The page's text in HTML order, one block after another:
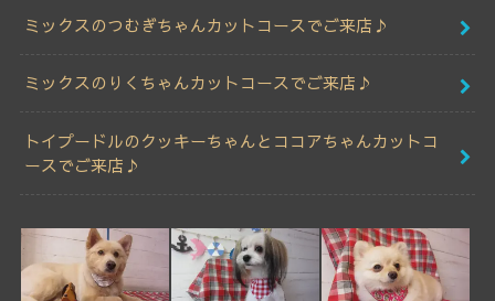
ミックスのつむぎちゃんカットコースでご来店♪
ミックスのりくちゃんカットコースでご来店♪
トイプードルのクッキーちゃんとココアちゃんカットコ
ースでご来店♪